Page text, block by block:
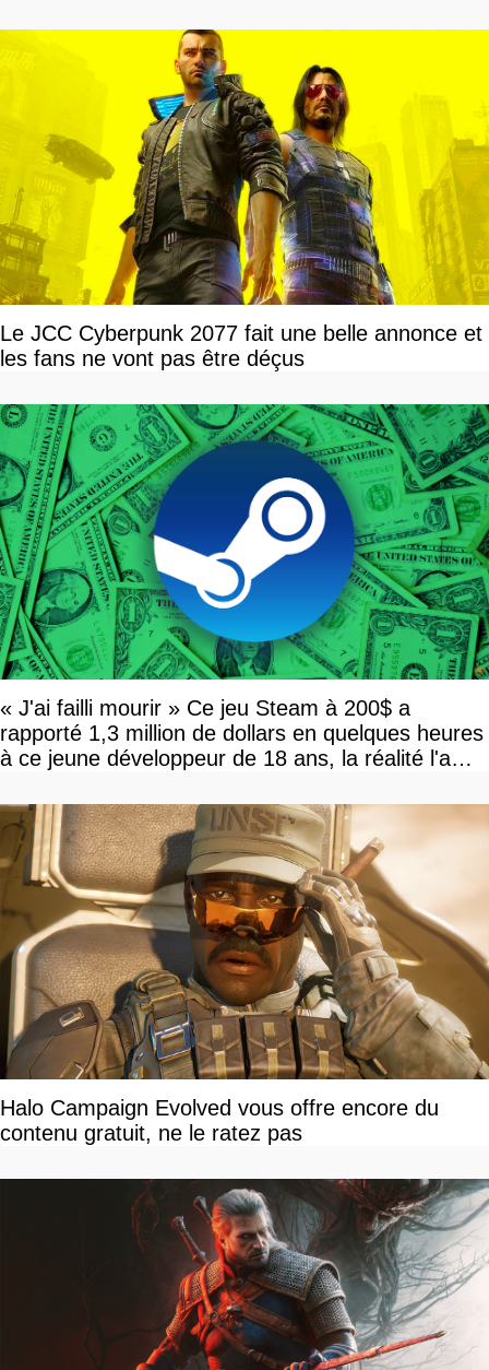
Le JCC Cyberpunk 2077 fait une belle annonce et
les fans ne vont pas être déçus
« J'ai failli mourir » Ce jeu Steam à 200$ a
rapporté 1,3 million de dollars en quelques heures
à ce jeune développeur de 18 ans, la réalité l'a
Halo Campaign Evolved vous offre encore du
contenu gratuit, ne le ratez pas